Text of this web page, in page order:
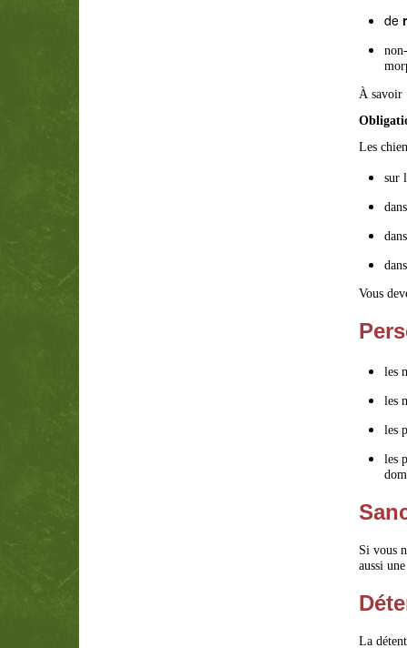
de
À savoir
Les
sur
Vous
les
les
les
les
Si vous
aussi
La